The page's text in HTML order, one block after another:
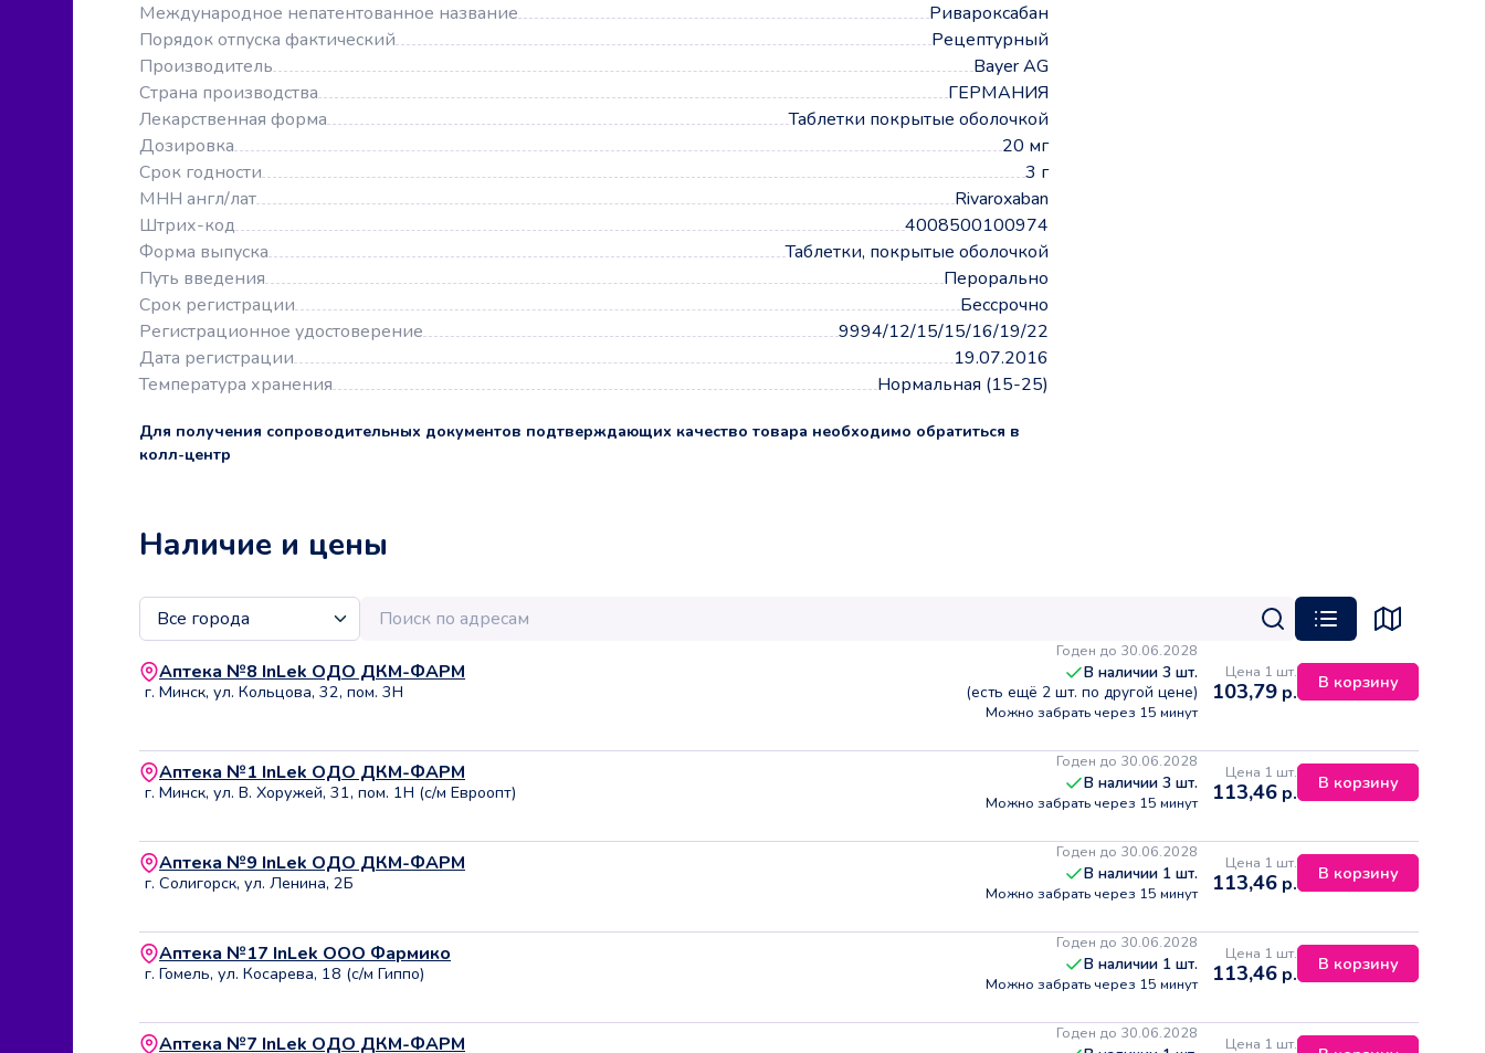
Международное непатентованное название
Ривароксабан
Порядок отпуска фактический
Рецептурный
Производитель
Bayer AG
Страна производства
ГЕРМАНИЯ
Лекарственная форма
Таблетки покрытые оболочкой
Дозировка
20 мг
Срок годности
3 г
МНН англ/лат
Rivaroxaban
Штрих-код
4008500100974
Форма выпуска
Таблетки, покрытые оболочкой
Путь введения
Перорально
Срок регистрации
Бессрочно
Регистрационное удостоверение
9994/12/15/15/16/19/22
Дата регистрации
19.07.2016
Температура хранения
Нормальная (15-25)
Для получения сопроводительных документов подтверждающих качество товара необходимо обратиться в
колл-центр
Наличие и цены
Аптека №8 InLek ОДО ДКМ-ФАРМ
г. Минск, ул. Кольцова, 32, пом. 3Н
Годен до 30.06.2028
В наличии 3 шт.
(есть ещё 2 шт. по другой цене)
Можно забрать через 15 минут
Цена 1 шт.
103,79 р. В корзину
Аптека №1 InLek ОДО ДКМ-ФАРМ
г. Минск, ул. В. Хоружей, 31, пом. 1Н (с/м Евроопт)
Годен до 30.06.2028
В наличии 3 шт.
Можно забрать через 15 минут
Цена 1 шт.
113,46 р. В корзину
Аптека №9 InLek ОДО ДКМ-ФАРМ
г. Солигорск, ул. Ленина, 2Б
Годен до 30.06.2028
В наличии 1 шт.
Можно забрать через 15 минут
Цена 1 шт.
113,46 р. В корзину
Аптека №17 InLek ООО Фармико
г. Гомель, ул. Косарева, 18 (с/м Гиппо)
Годен до 30.06.2028
В наличии 1 шт.
Можно забрать через 15 минут
Цена 1 шт.
113,46 р. В корзину
Аптека №7 InLek ОДО ДКМ-ФАРМ Годен до 30.06.2028
Цена 1 шт.